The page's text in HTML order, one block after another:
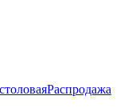
Распродажа